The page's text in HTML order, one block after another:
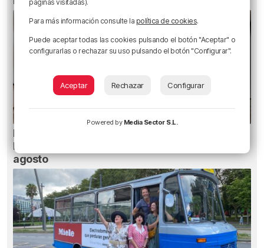
Planes para este fin de semana en Bilbao,
Bizkaia y alrededores: del 30 de julio al 2 de
agosto
páginas visitadas).
Para más información consulte la política de cookies.
Puede aceptar todas las cookies pulsando el botón "Aceptar" o
configurarlas o rechazar su uso pulsando el botón "Configurar".
Aceptar Rechazar Configurar
Powered by Media Sector S.L.